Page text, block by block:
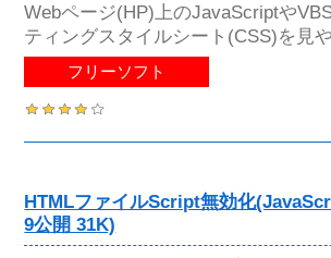
Webページ(HP)上のJavaScriptや
ティングスタイルシート(CSS)を見
フリーソフト
HTMLファイルScript無効化
9公開 31K)